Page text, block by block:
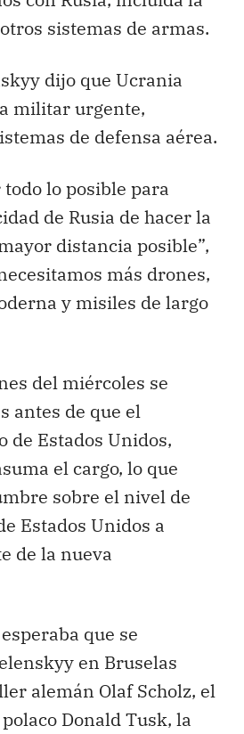
sistemas de armas.
dijo que Ucrania
militar urgente,
de defensa aérea.
todo lo posible para
de Rusia de hacer la
distancia posible”,
más drones,
y misiles de largo
del miércoles se
antes de que el
de Estados Unidos,
el cargo, lo que
sobre el nivel de
Estados Unidos a
de la nueva
que se
en Bruselas
alemán Olaf Scholz, el
Donald Tusk, la